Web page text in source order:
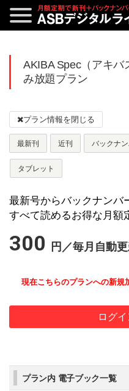
AKIBA Spec（アキ
み放題プラン
最新刊 近刊 バックナ
タブレット
最新号からバックナンバ
すべて読めるお得な月額
300 円／毎月自動
現在こちらのプランへの新規
ログ
プラン内 電子ブック一覧